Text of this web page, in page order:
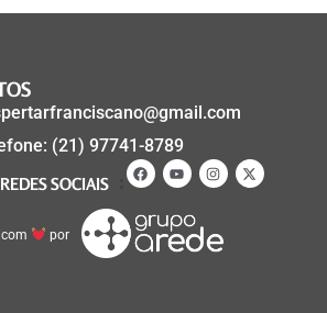
(21) 97741-8789
SOCIAIS
por